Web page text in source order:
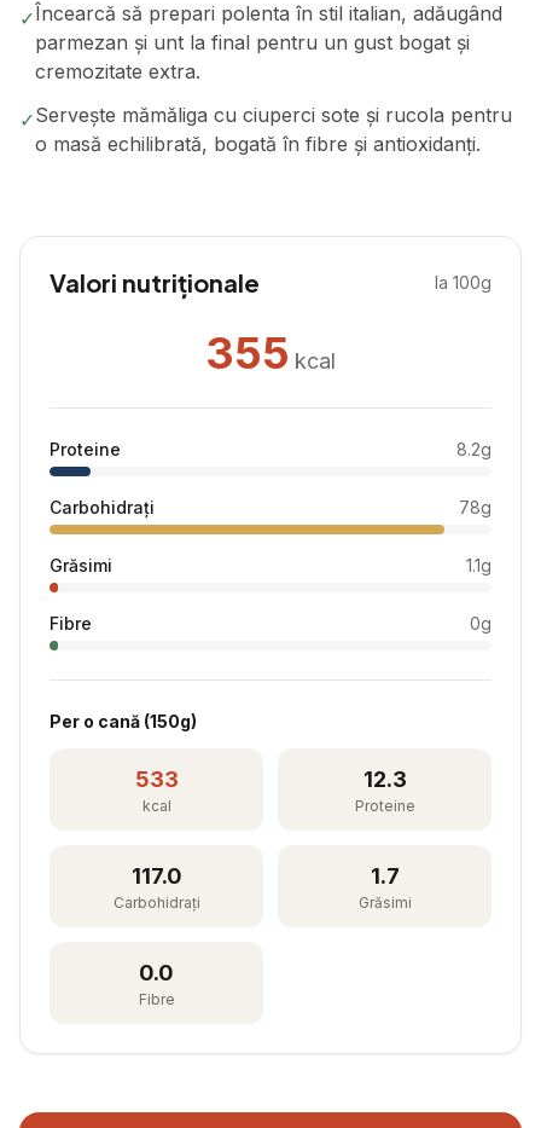
✓Încearcă să prepari polenta în stil italian, adăugând
parmezan și unt la final pentru un gust bogat și
cremozitate extra.
✓Servește mămăliga cu ciuperci sote și rucola pentru
o masă echilibrată, bogată în fibre și antioxidanți.
Valori nutriționale la 100g
355 kcal
Proteine 8.2g
Carbohidrați 78g
Grăsimi 1.1g
Fibre 0g
Per o cană (150g)
533
kcal
12.3
Proteine
117.0
Carbohidrați
1.7
Grăsimi
0.0
Fibre